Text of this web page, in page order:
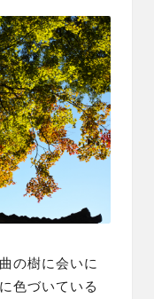
の樹に会いに
色づいている